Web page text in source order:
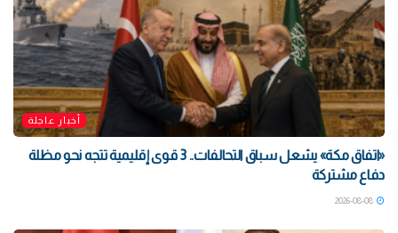
أخبار عاجلة
«اتفاق مكة» يشعل سباق التحالفات.. 3 قوى إقليمية تتجه نحو مظلة
دفاع مشتركة